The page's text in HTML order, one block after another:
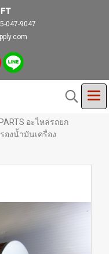
047-9047
อะไหล่รถยก
องน้ำมันเครื่อง